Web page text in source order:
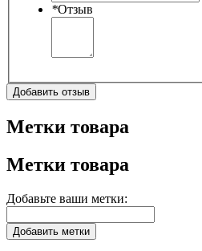
*Отзыв
Добавить отзыв
Метки товара
Метки товара
Добавьте ваши метки:
Добавить метки